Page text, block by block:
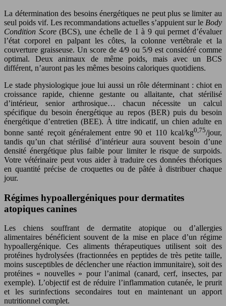
La détermination des besoins énergétiques ne peut plus se limiter au
seul poids vif. Les recommandations actuelles s’appuient sur le Body
Condition Score(BCS), une échelle de 1 à 9 qui permet d’évaluer
l’état corporel en palpant les côtes, la colonne vertébrale et la
couverture graisseuse. Un score de 4/9 ou 5/9 est considéré comme
optimal. Deux animaux de même poids, mais avec un BCS
différent, n’auront pas les mêmes besoins caloriques quotidiens.
Le stade physiologique joue lui aussi un rôle déterminant : chiot en
croissance rapide, chienne gestante ou allaitante, chat stérilisé
d’intérieur, senior arthrosique… chacun nécessite un calcul
spécifique du besoin énergétique au repos (BER) puis du besoin
énergétique d’entretien (BEE). À titre indicatif, un chien adulte en
bonne santé reçoit généralement entre 90 et 110 kcal/kg0,75/jour,
tandis qu’un chat stérilisé d’intérieur aura souvent besoin d’une
densité énergétique plus faible pour limiter le risque de surpoids.
Votre vétérinaire peut vous aider à traduire ces données théoriques
en quantité précise de croquettes ou de pâtée à distribuer chaque
jour.
Régimes hypoallergéniques pour dermatites
atopiques canines
Les chiens souffrant de dermatite atopique ou d’allergies
alimentaires bénéficient souvent de la mise en place d’un régime
hypoallergénique. Ces aliments thérapeutiques utilisent soit des
protéines hydrolysées (fractionnées en peptides de très petite taille,
moins susceptibles de déclencher une réaction immunitaire), soit des
protéines « nouvelles » pour l’animal (canard, cerf, insectes, par
exemple). L’objectif est de réduire l’inflammation cutanée, le prurit
et les surinfections secondaires tout en maintenant un apport
nutritionnel complet.